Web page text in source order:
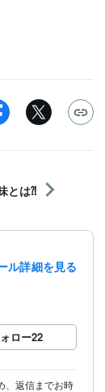
とは⁈
ル詳細を見る
ロー22
、返信までお時